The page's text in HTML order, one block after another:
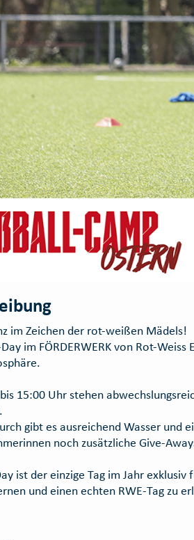
im Zeichen der rot-weißen Mädels!
im FÖRDERWERK von Rot-
15:00 Uhr stehen
gibt es ausreichend Wasser und
noch zusätzliche Give-
ist der einzige Tag im Jahr
und einen echten RWE-Tag zu